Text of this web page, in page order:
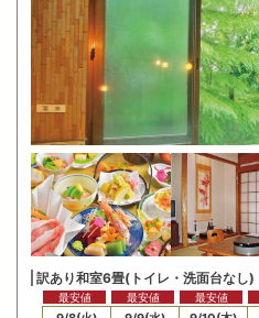
訳あり和室6畳(トイレ・洗面台なし)
最安値 最安値 最安値